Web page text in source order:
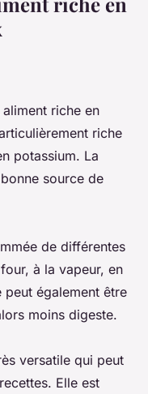
riche en
riche
potassium. La
source de
de différentes
à la vapeur, en
également être
moins digeste.
versatile qui peut
Elle est